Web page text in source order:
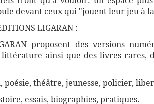
devant ceux qui "jouent leur jeu à
LIGARAN :
proposent des versions
littérature ainsi que des livres rares,
poésie, théâtre, jeunesse, policier,
essais, biographies, pratiques.